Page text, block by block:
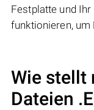
Festplatte und
funktionieren, um
Wie stellt
Dateien